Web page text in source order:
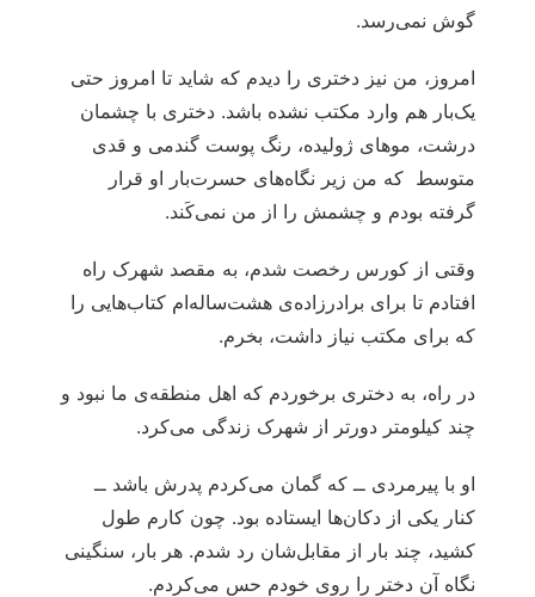
گوش نمی‌رسد.
امروز، من نیز دختری را دیدم که شاید تا امروز حتی
یک‌بار هم وارد مکتب نشده باشد. دختری با چشمان
درشت، موهای ژولیده، رنگ پوست گندمی و قدی
متوسط که من زیر نگاه‌های حسرت‌بار او قرار
گرفته بودم و چشمش را از من نمی‌کَند.
وقتی از کورس رخصت شدم، به مقصد شهرک راه
افتادم تا برای برادرزاده‌ی هشت‌ساله‌ام کتاب‌هایی را
که برای مکتب نیاز داشت، بخرم.
در راه، به دختری برخوردم که اهل منطقه‌ی ما نبود و
چند کیلومتر دورتر از شهرک زندگی می‌کرد.
او با پیرمردی ــ که گمان می‌کردم پدرش باشد ــ
کنار یکی از دکان‌ها ایستاده بود. چون کارم طول
کشید، چند بار از مقابل‌شان رد شدم. هر بار، سنگینی
نگاه آن دختر را روی خودم حس می‌کردم.